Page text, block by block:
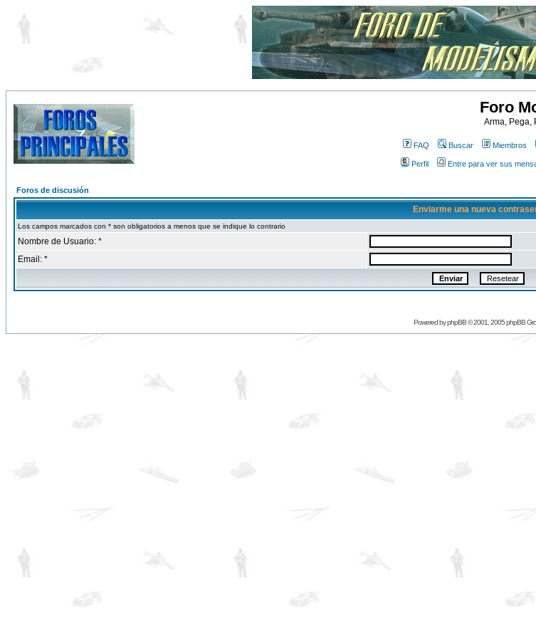
Foro
Arma, Pega,
FAQ Buscar Miembros
Perfil Entre para ver sus
Foros de discusión
Enviarme una nueva
Los campos marcados con * son obligatorios a menos que se indique lo contrario
Nombre de Usuario: *
Email: *
Powered byphpBB© 2001, 2005 phpBB